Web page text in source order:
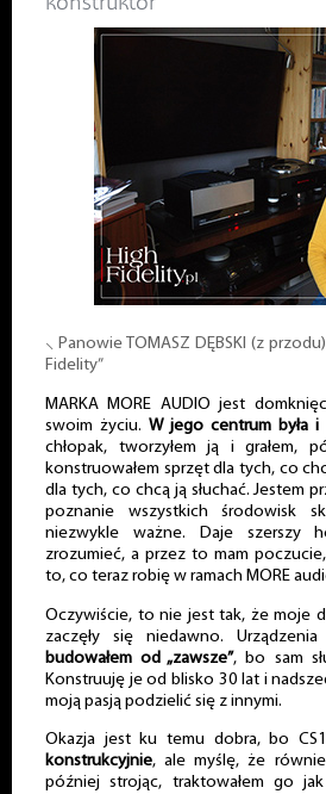
⸜ Panowie TOMASZ DĘBSKI (z
Fidelity”
MARKA MORE AUDIO jest
swoim życiu. W jego centrum była
chłopak, tworzyłem ją i grałem,
konstruowałem sprzęt dla tych, co
dla tych, co chcą ją słuchać. Jestem
poznanie wszystkich środowisk
niezwykle ważne. Daje szerszy
zrozumieć, a przez to mam
to, co teraz robię w ramach MORE
Oczywiście, to nie jest tak, że moje
zaczęły się niedawno.
budowałem od „zawsze”, bo sam
Konstruuję je od blisko 30 lat i
moją pasją podzielić się z innymi.
Okazja jest ku temu dobra, bo
konstrukcyjnie, ale myślę, że
później strojąc, traktowałem go